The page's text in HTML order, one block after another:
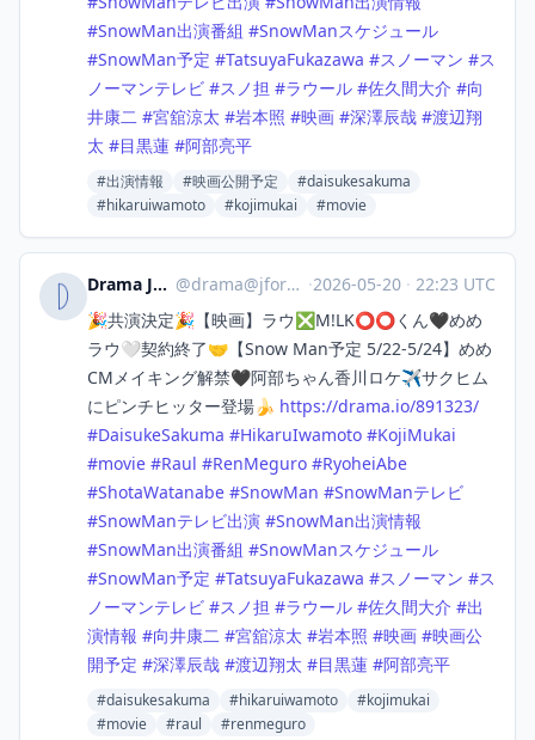
#SnowMan出演番組 #SnowManスケジュール
#SnowMan予定 #TatsuyaFukazawa #スノーマン #ス
ノーマンテレビ #スノ担 #ラウール #佐久間大介 #向
井康二 #宮舘涼太 #岩本照 #映画 #深澤辰哉 #渡辺翔
太 #目黒蓮 #阿部亮平
#出演情報 #映画公開予定
#daisukesakuma
#hikaruiwamoto
#kojimukai #movie
Drama Japan @drama@jforo.com ·2026-05-20 · 22:23 UTC
🎉共演決定🎉【映画】ラウ❎M!LK⭕️⭕️くん🖤めめ
ラウ🤍契約終了🤝【Snow Man予定 5/22-5/24】めめ
CMメイキング解禁🖤阿部ちゃん香川ロケ✈️サクヒム
にピンチヒッター登場🍌 https://drama.io/891323/
#DaisukeSakuma #HikaruIwamoto #KojiMukai
#movie #Raul #RenMeguro #RyoheiAbe
#ShotaWatanabe #SnowMan #SnowManテレビ
#SnowManテレビ出演 #SnowMan出演情報
#SnowMan出演番組 #SnowManスケジュール
#SnowMan予定 #TatsuyaFukazawa #スノーマン #ス
ノーマンテレビ #スノ担 #ラウール #佐久間大介 #出
演情報 #向井康二 #宮舘涼太 #岩本照 #映画 #映画公
開予定 #深澤辰哉 #渡辺翔太 #目黒蓮 #阿部亮平
#daisukesakuma #hikaruiwamoto
#kojimukai
#movie
#raul #renmeguro